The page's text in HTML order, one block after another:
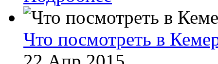
Что посмотреть в